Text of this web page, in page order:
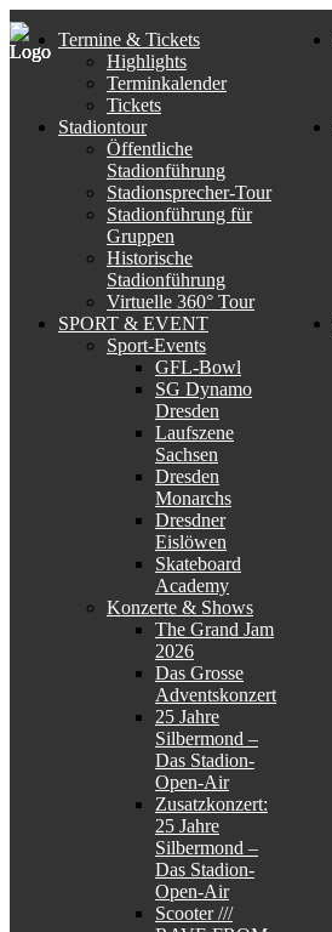
Termine & Tickets
Highlights
Terminkalender
Tickets
Stadiontour
Öffentliche
Stadionführung
Stadionsprecher-Tour
Stadionführung für
Gruppen
Historische
Stadionführung
Virtuelle 360° Tour
SPORT & EVENT
Sport-Events
GFL-Bowl
SG Dynamo
Dresden
Laufszene
Sachsen
Dresden
Monarchs
Dresdner
Eislöwen
Skateboard
Academy
Konzerte & Shows
The Grand Jam
2026
Das Grosse
Adventskonzert
25 Jahre
Silbermond –
Das Stadion-
Open-Air
Zusatzkonzert:
25 Jahre
Silbermond –
Das Stadion-
Open-Air
Scooter ///